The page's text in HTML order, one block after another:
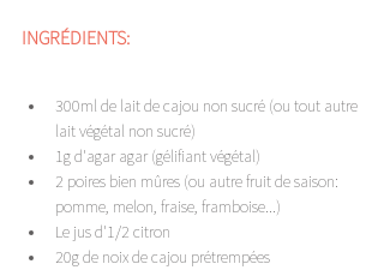
INGRÉDIENTS:
300ml de lait de cajou non sucré (ou tout autre
lait végétal non sucré)
1g d'agar agar (gélifiant végétal)
2 poires bien mûres (ou autre fruit de saison:
pomme, melon, fraise, framboise...)
Le jus d'1/2 citron
20g de noix de cajou prétrempées